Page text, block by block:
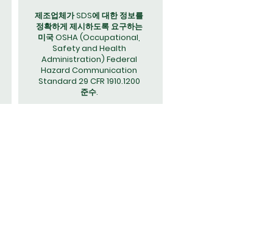
제조업체가 SDS에 대한 정보를
정확하게 제시하도록 요구하는
미국 OSHA (Occupational,
Safety and Health
Administration) Federal
Hazard Communication
Standard 29 CFR 1910.1200
준수.